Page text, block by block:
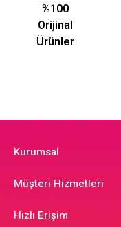
%100
Orijinal
Ürünler
Kurumsal
Müşteri Hizmetleri
Hızlı Erişim